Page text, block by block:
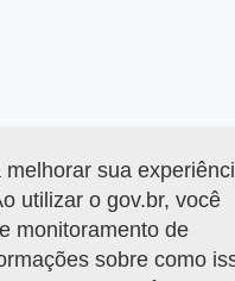
sua
utilizar o gov.br, você
monitoramento de
sobre como